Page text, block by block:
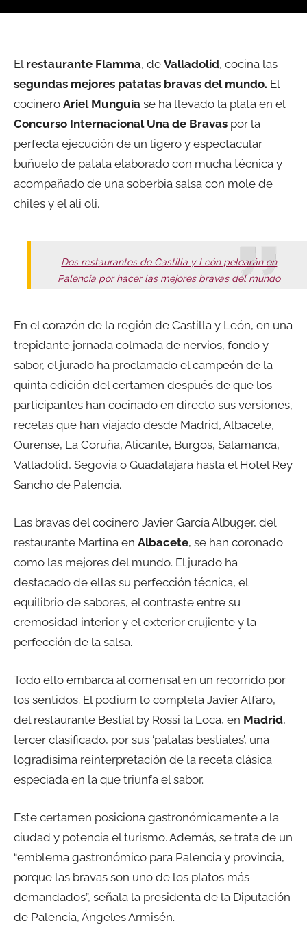
El restaurante Flamma, de Valladolid, cocina las
segundas mejores patatas bravas del mundo. El
cocinero Ariel Munguía se ha llevado la plata en el
Concurso Internacional Una de Bravas por la
perfecta ejecución de un ligero y espectacular
buñuelo de patata elaborado con mucha técnica y
acompañado de una soberbia salsa con mole de
chiles y el ali oli.
Dos restaurantes de Castilla y León pelearán en
Palencia por hacer las mejores bravas del mundo
En el corazón de la región de Castilla y León, en una
trepidante jornada colmada de nervios, fondo y
sabor, el jurado ha proclamado el campeón de la
quinta edición del certamen después de que los
participantes han cocinado en directo sus versiones,
recetas que han viajado desde Madrid, Albacete,
Ourense, La Coruña, Alicante, Burgos, Salamanca,
Valladolid, Segovia o Guadalajara hasta el Hotel Rey
Sancho de Palencia.
Las bravas del cocinero Javier García Albuger, del
restaurante Martina en Albacete, se han coronado
como las mejores del mundo. El jurado ha
destacado de ellas su perfección técnica, el
equilibrio de sabores, el contraste entre su
cremosidad interior y el exterior crujiente y la
perfección de la salsa.
Todo ello embarca al comensal en un recorrido por
los sentidos. El podium lo completa Javier Alfaro,
del restaurante Bestial by Rossi la Loca, en Madrid,
tercer clasificado, por sus ‘patatas bestiales’, una
logradísima reinterpretación de la receta clásica
especiada en la que triunfa el sabor.
Este certamen posiciona gastronómicamente a la
ciudad y potencia el turismo. Además, se trata de un
“emblema gastronómico para Palencia y provincia,
porque las bravas son uno de los platos más
demandados”, señala la presidenta de la Diputación
de Palencia, Ángeles Armisén.